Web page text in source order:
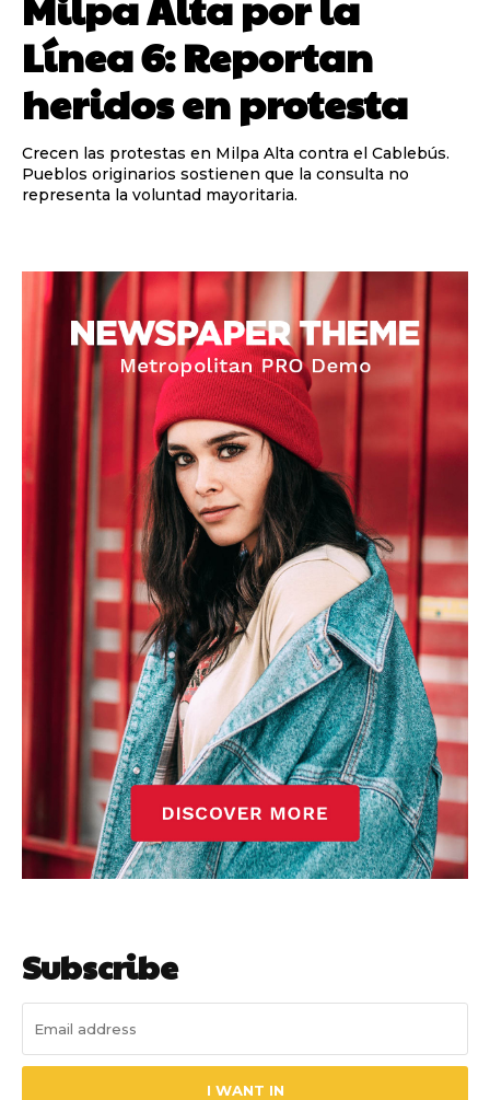
Línea 6: Reportan
heridos en protesta
Crecen las protestas en Milpa Alta contra el Cablebús.
Pueblos originarios sostienen que la consulta no
representa la voluntad mayoritaria.
Subscribe
I WANT IN